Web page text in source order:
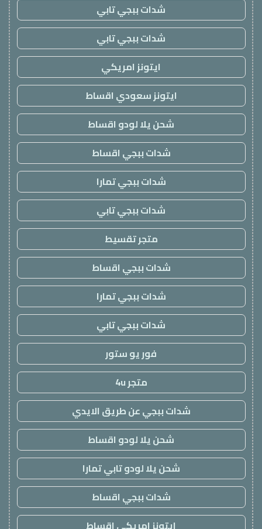
شدات ببجي تابي
شدات ببجي تابي
ايتونز امريكي
ايتونز سعودي اقساط
شحن يلا لودو اقساط
شدات ببجي اقساط
شدات ببجي تمارا
شدات ببجي تابي
متجر تقسيط
شدات ببجي اقساط
شدات ببجي تمارا
شدات ببجي تابي
فور يو ستور
متجر 4u
شدات ببجي عن طريق الايدي
شحن يلا لودو اقساط
شحن يلا لودو تابي تمارا
شدات ببجي اقساط